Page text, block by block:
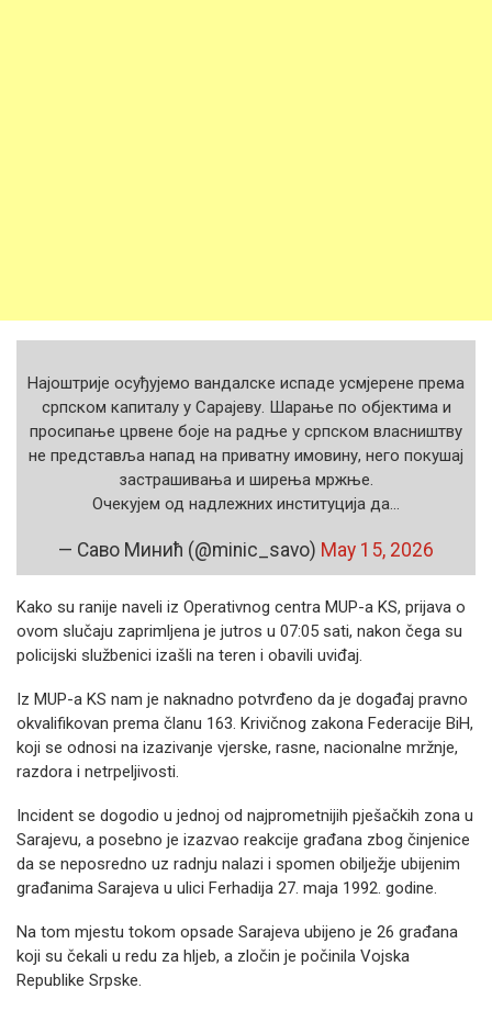
Најоштрије осуђујемо вандалске испаде усмјерене према
српском капиталу у Сарајеву. Шарање по објектима и
просипање црвене боје на радње у српском власништву
не представља напад на приватну имовину, него покушај
застрашивања и ширења мржње.
Очекујем од надлежних институција да…
— Саво Минић (@minic_savo) May 15, 2026
Kako su ranije naveli iz Operativnog centra MUP-a KS, prijava o
ovom slučaju zaprimljena je jutros u 07:05 sati, nakon čega su
policijski službenici izašli na teren i obavili uviđaj.
Iz MUP-a KS nam je naknadno potvrđeno da je događaj pravno
okvalifikovan prema članu 163. Krivičnog zakona Federacije BiH,
koji se odnosi na izazivanje vjerske, rasne, nacionalne mržnje,
razdora i netrpeljivosti.
Incident se dogodio u jednoj od najprometnijih pješačkih zona u
Sarajevu, a posebno je izazvao reakcije građana zbog činjenice
da se neposredno uz radnju nalazi i spomen obilježje ubijenim
građanima Sarajeva u ulici Ferhadija 27. maja 1992. godine.
Na tom mjestu tokom opsade Sarajeva ubijeno je 26 građana
koji su čekali u redu za hljeb, a zločin je počinila Vojska
Republike Srpske.